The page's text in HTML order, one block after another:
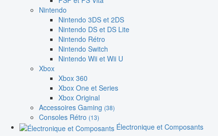
Nintendo
Nintendo 3DS et 2DS
Nintendo DS et DS Lite
Nintendo Rétro
Nintendo Switch
Nintendo Wii et Wii U
Xbox
Xbox 360
Xbox One et Series
Xbox Original
Accessoires Gaming (38)
Consoles Rétro (13)
Électronique et Composants